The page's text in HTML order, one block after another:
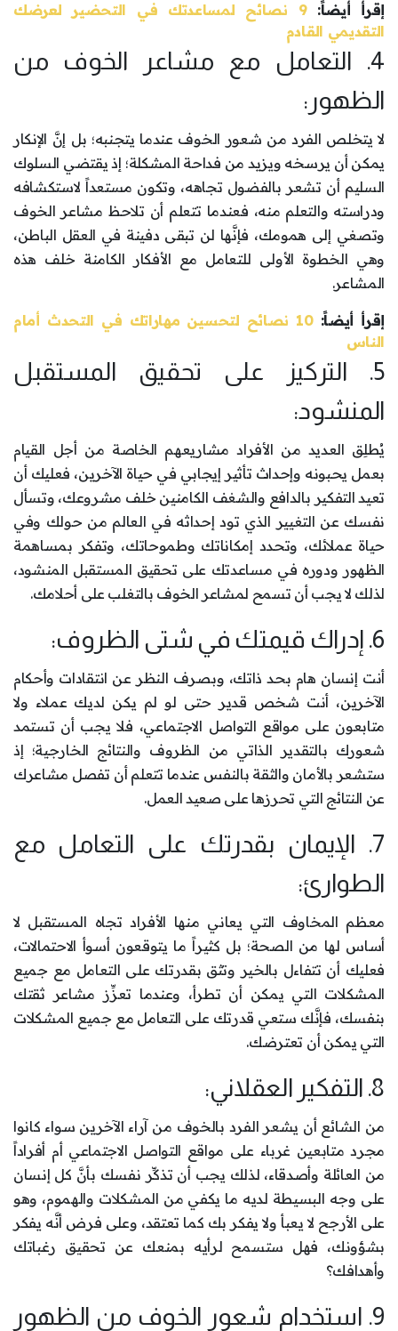
إقرأ أيضاً:
9 نصائح لمساعدتك في التحضير لعرضك
التقديمي القادم
4. التعامل مع مشاعر الخوف من
الظهور:
لا يتخلص الفرد من شعور الخوف عندما يتجنبه؛ بل إنَّ الإنكار
يمكن أن يرسخه ويزيد من فداحة المشكلة؛ إذ يقتضي السلوك
السليم أن تشعر بالفضول تجاهه، وتكون مستعداً لاستكشافه
ودراسته والتعلم منه، فعندما تتعلم أن تلاحظ مشاعر الخوف
وتصغي إلى همومك، فإنَّها لن تبقى دفينة في العقل الباطن،
وهي الخطوة الأولى للتعامل مع الأفكار الكامنة خلف هذه
المشاعر.
إقرأ أيضاً:
10 نصائح لتحسين مهاراتك في التحدث أمام
الناس
5. التركيز على تحقيق المستقبل
المنشود:
يُطلِق العديد من الأفراد مشاريعهم الخاصة من أجل القيام
بعمل يحبونه وإحداث تأثير إيجابي في حياة الآخرين، فعليك أن
تعيد التفكير بالدافع والشغف الكامنين خلف مشروعك، وتسأل
نفسك عن التغيير الذي تود إحداثه في العالم من حولك وفي
حياة عملائك، وتحدد إمكاناتك وطموحاتك، وتفكر بمساهمة
الظهور ودوره في مساعدتك على تحقيق المستقبل المنشود،
لذلك لا يجب أن تسمح لمشاعر الخوف بالتغلب على أحلامك.
6. إدراك قيمتك في شتى الظروف:
أنت إنسان هام بحد ذاتك، وبصرف النظر عن انتقادات وأحكام
الآخرين، أنت شخص قدير حتى لو لم يكن لديك عملاء ولا
متابعون على مواقع التواصل الاجتماعي، فلا يجب أن تستمد
شعورك بالتقدير الذاتي من الظروف والنتائج الخارجية؛ إذ
ستشعر بالأمان والثقة بالنفس عندما تتعلم أن تفصل مشاعرك
عن النتائج التي تحرزها على صعيد العمل.
7. الإيمان بقدرتك على التعامل مع
الطوارئ:
معظم المخاوف التي يعاني منها الأفراد تجاه المستقبل لا
أساس لها من الصحة؛ بل كثيراً ما يتوقعون أسوأ الاحتمالات،
فعليك أن تتفاءل بالخير وتثق بقدرتك على التعامل مع جميع
المشكلات التي يمكن أن تطرأ، وعندما تعزِّز مشاعر ثقتك
بنفسك، فإنَّك ستعي قدرتك على التعامل مع جميع المشكلات
التي يمكن أن تعترضك.
8. التفكير العقلاني:
من الشائع أن يشعر الفرد بالخوف من آراء الآخرين سواء كانوا
مجرد متابعين غرباء على مواقع التواصل الاجتماعي أم أفراداً
من العائلة وأصدقاء، لذلك يجب أن تذكِّر نفسك بأنَّ كل إنسان
على وجه البسيطة لديه ما يكفي من المشكلات والهموم، وهو
على الأرجح لا يعبأ ولا يفكر بك كما تعتقد، وعلى فرض أنَّه يفكر
بشؤونك، فهل ستسمح لرأيه بمنعك عن تحقيق رغباتك
وأهدافك؟
9. استخدام شعور الخوف من الظهور